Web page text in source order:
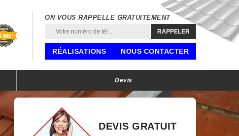
ON VOUS RAPPELLE GRATUITEMENT
RÉALISATIONS NOUS CONTACTER
Devis
DEVIS GRATUIT